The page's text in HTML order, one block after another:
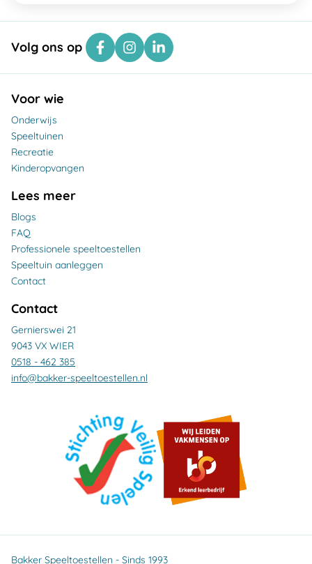
Volg ons op
Voor wie
Onderwijs
Speeltuinen
Recreatie
Kinderopvangen
Lees meer
Blogs
FAQ
Professionele speeltoestellen
Speeltuin aanleggen
Contact
Contact
Gernierswei 21
9043 VX WIER
0518 - 462 385
info@bakker-speeltoestellen.nl
Bakker Speeltoestellen - Sinds 1993